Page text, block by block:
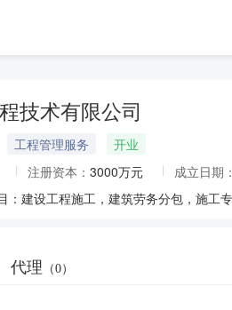
技术有限公司
工程管理服务
开业
注册资本： 3000万元 成立日期：
代理 （0）